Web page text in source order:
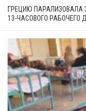
ГРЕЦИЮ
13-ЧАСОВОГО РАБОЧЕГО